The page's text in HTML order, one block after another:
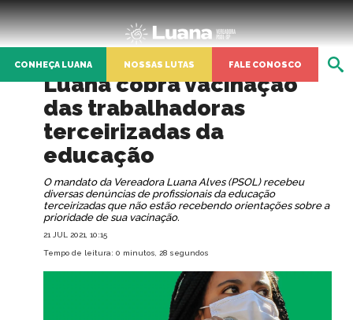
CONHEÇA LUANA NOSSAS LUTAS FALE CONOSCO
Luana cobra vacinação
das trabalhadoras
terceirizadas da
educação
O mandato da Vereadora Luana Alves (PSOL) recebeu
diversas denúncias de profissionais da educação
terceirizadas que não estão recebendo orientações sobre a
prioridade de sua vacinação.
21 JUL 2021, 10:15
Tempo de leitura: 0 minutos, 28 segundos